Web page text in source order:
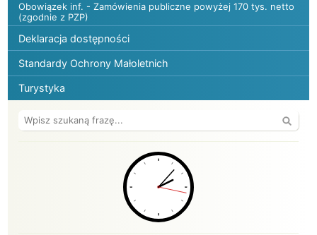
Obowiązek inf. - Zamówienia publiczne powyżej 170 tys. netto
(zgodnie z PZP)
Deklaracja dostępności
Standardy Ochrony Małoletnich
Turystyka